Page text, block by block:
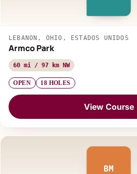
LEBANON, OHIO, ESTADOS UNIDOS
Armco Park
60 mi / 97 km NW
OPEN 18 HOLES
View Course
BM